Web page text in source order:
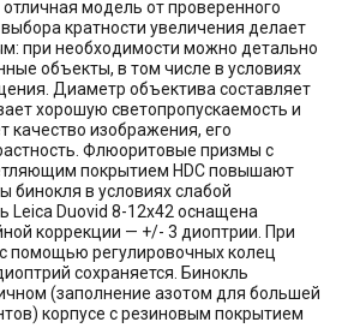
модель от проверенного
кратности увеличения делает
при необходимости можно детально
объекты, в том числе в условиях
Диаметр объектива составляет
хорошую светопропускаемость и
качество изображения, его
Флюоритовые призмы с
покрытием HDC повышают
бинокля в условиях слабой
Leica Duovid 8-12x42 оснащена
коррекции — +/- 3 диоптрии. При
помощью регулировочных колец
сохраняется. Бинокль
(заполнение азотом для большей
корпусе с резиновым покрытием